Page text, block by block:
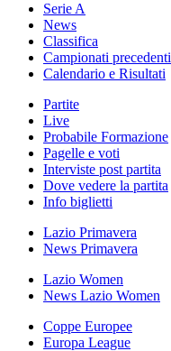
Serie A
News
Classifica
Campionati precedenti
Calendario e Risultati
Partite
Live
Probabile Formazione
Pagelle e voti
Interviste post partita
Dove vedere la partita
Info biglietti
Lazio Primavera
News Primavera
Lazio Women
News Lazio Women
Coppe Europee
Europa League